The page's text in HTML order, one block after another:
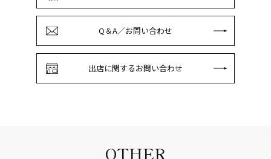
Q＆A／お問い合わせ
出店に関するお問い合わせ
OTHER